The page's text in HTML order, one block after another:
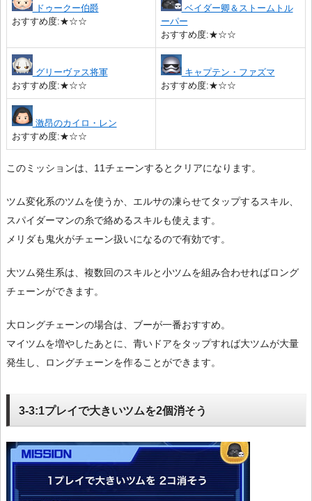
ドゥークー伯爵
おすすめ度:★☆☆
ベイダー卿＆ストームトル
ーパー
おすすめ度:★☆☆
グリーヴァス将軍
おすすめ度:★☆☆
キャプテン・ファズマ
おすすめ度:★☆☆
激昂のカイロ・レン
おすすめ度:★☆☆
このミッションは、11チェーンするとクリアになります。
ツム変化系のツムを使うか、エルサの凍らせてタップするスキル、
スパイダーマンの糸で絡めるスキルも使えます。
メリダも鬼火がチェーン扱いになるので有効です。
大ツム発生系は、複数回のスキルと小ツムを組み合わせればロング
チェーンができます。
大ロングチェーンの場合は、ブーが一番おすすめ。
マイツムを増やしたあとに、青いドアをタップすれば大ツムが大量
発生し、ロングチェーンを作ることができます。
3-3:1プレイで大きいツムを2個消そう